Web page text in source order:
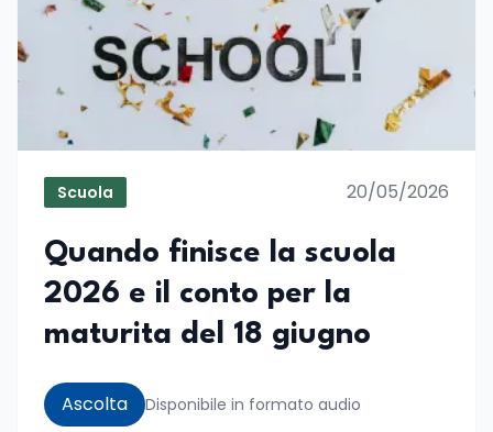
Scuola 20/05/2026
Quando finisce la scuola
2026 e il conto per la
maturita del 18 giugno
Ascolta Disponibile in formato audio